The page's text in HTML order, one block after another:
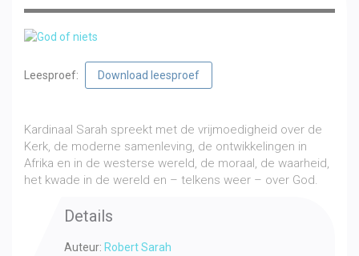
Leesproef: Download leesproef
Kardinaal Sarah spreekt met de vrijmoedigheid over de
Kerk, de moderne samenleving, de ontwikkelingen in
Afrika en in de westerse wereld, de moraal, de waarheid,
het kwade in de wereld en – telkens weer – over God.
Details
Auteur: Robert Sarah